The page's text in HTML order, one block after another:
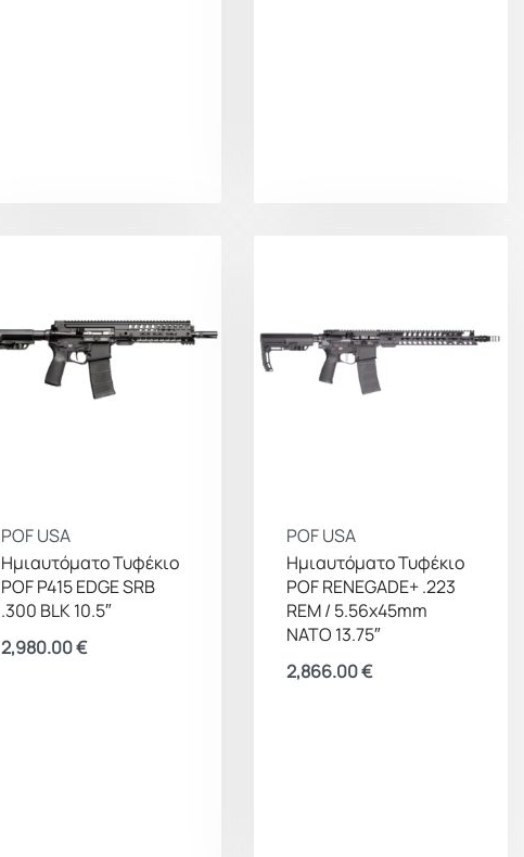
POF USA
Ημιαυτόματο Τυφέκιο
POF P415 EDGE SRB
.300 BLK 10.5″
2,980.00€
POF USA
Ημιαυτόματο Τυφέκιο
POF RENEGADE+ .223
REM / 5.56x45mm
NATO 13.75″
2,866.00€